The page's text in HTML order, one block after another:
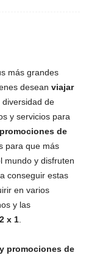
más grandes
desean viajar
diversidad de
y servicios para
promociones de
para que más
mundo y disfruten
conseguir estas
en varios
y las
x 1
promociones de